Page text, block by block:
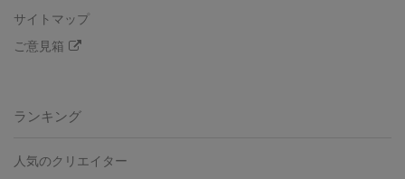
サイトマップ
ご意見箱
ランキング
人気のクリエイター